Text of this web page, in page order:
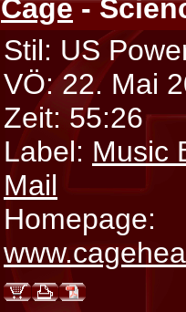
Cage-
Stil: US
VÖ: 22. Mai
Zeit: 55:26
Label: Music
Mail
Homepage: